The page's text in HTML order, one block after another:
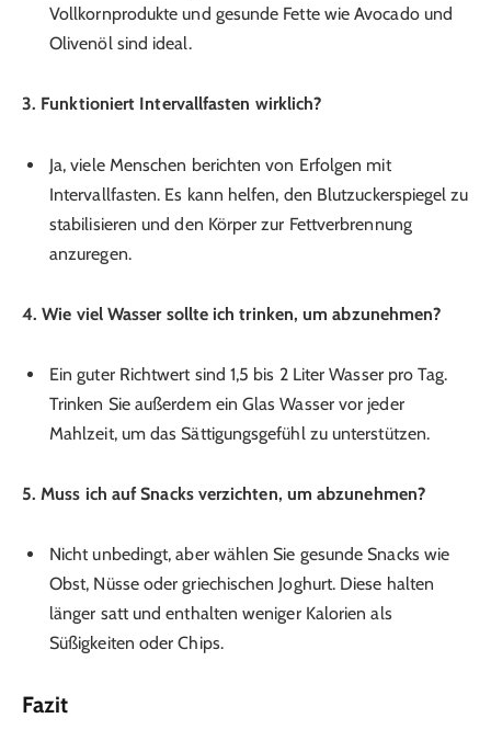
Vollkornprodukte und gesunde Fette wie Avocado und
Olivenöl sind ideal.
3. Funktioniert Intervallfasten wirklich?
Ja, viele Menschen berichten von Erfolgen mit
Intervallfasten. Es kann helfen, den Blutzuckerspiegel zu
stabilisieren und den Körper zur Fettverbrennung
anzuregen.
4. Wie viel Wasser sollte ich trinken, um abzunehmen?
Ein guter Richtwert sind 1,5 bis 2 Liter Wasser pro Tag.
Trinken Sie außerdem ein Glas Wasser vor jeder
Mahlzeit, um das Sättigungsgefühl zu unterstützen.
5. Muss ich auf Snacks verzichten, um abzunehmen?
Nicht unbedingt, aber wählen Sie gesunde Snacks wie
Obst, Nüsse oder griechischen Joghurt. Diese halten
länger satt und enthalten weniger Kalorien als
Süßigkeiten oder Chips.
Fazit